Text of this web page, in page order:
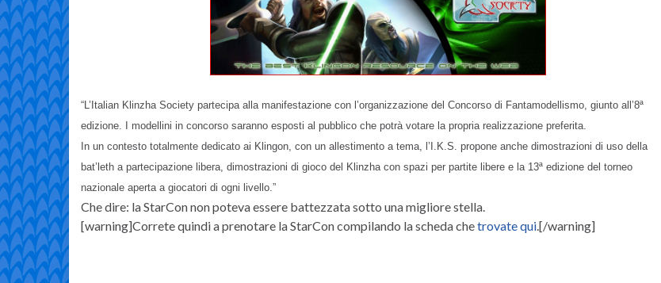
“L’Italian Klinzha Society partecipa alla manifestazione con l’organizzazione del Concorso di Fantamodellismo, giunto all’8ª
edizione. I modellini in concorso saranno esposti al pubblico che potrà votare la propria realizzazione preferita.
In un contesto totalmente dedicato ai Klingon, con un allestimento a tema, l’I.K.S. propone anche dimostrazioni di uso della
bat’leth a partecipazione libera, dimostrazioni di gioco del Klinzha con spazi per partite libere e la 13ª edizione del torneo
nazionale aperta a giocatori di ogni livello.”
Che dire: la StarCon non poteva essere battezzata sotto una migliore stella.
[warning]Correte quindi a prenotare la StarCon compilando la scheda chetrovate qui.[/warning]